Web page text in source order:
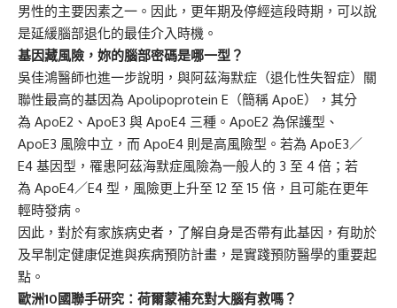
男性的主要因素之一。因此，更年期及停經這段時期，可以說
是延緩腦部退化的最佳介入時機。
基因藏風險，妳的腦部密碼是哪一型？
吳佳鴻醫師也進一步說明，與阿茲海默症（退化性失智症）關
聯性最高的基因為 Apolipoprotein E（簡稱 ApoE），其分
為 ApoE2、ApoE3 與 ApoE4 三種。ApoE2 為保護型、
ApoE3 風險中立，而 ApoE4 則是高風險型。若為 ApoE3／
E4 基因型，罹患阿茲海默症風險為一般人的 3 至 4 倍；若
為 ApoE4／E4 型，風險更上升至 12 至 15 倍，且可能在更年
輕時發病。
因此，對於有家族病史者，了解自身是否帶有此基因，有助於
及早制定健康促進與疾病預防計畫，是實踐預防醫學的重要起
點。
歐洲10國聯手研究：荷爾蒙補充對大腦有救嗎？